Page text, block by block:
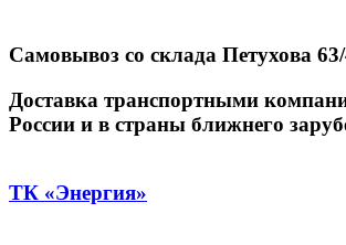
Самовывоз со склада Петухова
Доставка транспортными
России и в страны ближнего
ТК «Энергия»